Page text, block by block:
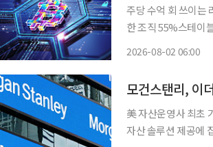
주당 수억 회 쓰이는
한 조직 55%스테이
2026-08-02 06:00
모건스탠리, 이
美 자산운영사 최초
자산 솔루션 제공에 집중” 글로벌 투자사 모건스탠리가 가상자산 포트폴